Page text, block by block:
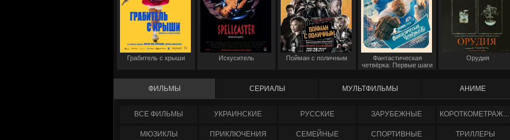
Грабитель с крыши Искуситель Пойман с поличным
Фантастическая
четвёрка: Первые шаги
Орудия
ФИЛЬМЫ СЕРИАЛЫ МУЛЬТФИЛЬМЫ АНИМЕ
ФИЛЬМЫ УКРАИНCКИЕ РУССКИЕ ЗАРУБЕЖНЫЕ КОРОТКОМЕТРАЖНЫЕ
МЮЗИКЛЫ ПРИКЛЮЧЕНИЯ СЕМЕЙНЫЕ СПОРТИВНЫЕ ТРИЛЛЕРЫ